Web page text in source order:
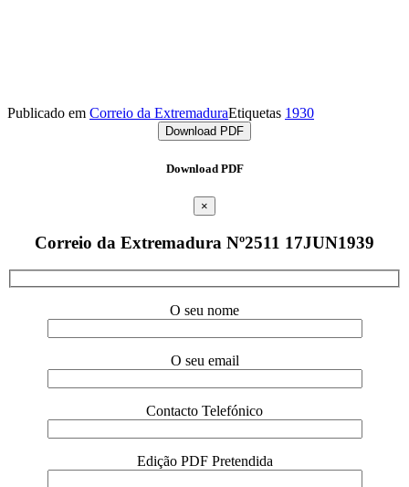
Publicado em Correio da ExtremaduraEtiquetas 1930
Download PDF
Download PDF
×
Correio da Extremadura Nº2511 17JUN1939
O seu nome
O seu email
Contacto Telefónico
Edição PDF Pretendida